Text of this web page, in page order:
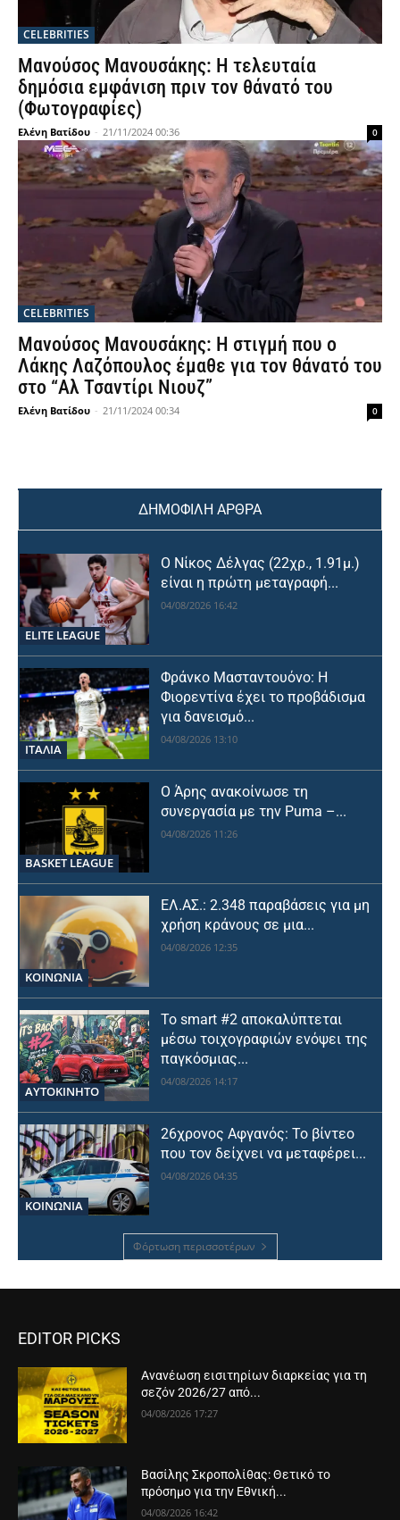
CELEBRITIES
Μανούσος Μανουσάκης: Η τελευταία
δημόσια εμφάνιση πριν τον θάνατό του
(Φωτογραφίες)
Ελένη Βατίδου - 21/11/2024 00:36 0
CELEBRITIES
Μανούσος Μανουσάκης: Η στιγμή που ο
Λάκης Λαζόπουλος έμαθε για τον θάνατό του
στο “Αλ Τσαντίρι Νιουζ”
Ελένη Βατίδου - 21/11/2024 00:34 0
ΔΗΜΟΦΙΛΗ ΑΡΘΡΑ
ELITE LEAGUE
Ο Νίκος Δέλγας (22χρ., 1.91μ.)
είναι η πρώτη μεταγραφή...
04/08/2026 16:42
ΙΤΑΛΙΑ
Φράνκο Μασταντουόνο: Η
Φιορεντίνα έχει το προβάδισμα
για δανεισμό...
04/08/2026 13:10
BASKET LEAGUE
Ο Άρης ανακοίνωσε τη
συνεργασία με την Puma –...
04/08/2026 11:26
ΚΟΙΝΩΝΙΑ
ΕΛ.ΑΣ.: 2.348 παραβάσεις για μη
χρήση κράνους σε μια...
04/08/2026 12:35
ΑΥΤΟΚΙΝΗΤΟ
Το smart #2 αποκαλύπτεται
μέσω τοιχογραφιών ενόψει της
παγκόσμιας...
04/08/2026 14:17
ΚΟΙΝΩΝΙΑ
26χρονος Αφγανός: Το βίντεο
που τον δείχνει να μεταφέρει...
04/08/2026 04:35
Φόρτωση περισσοτέρων
EDITOR PICKS
Ανανέωση εισιτηρίων διαρκείας για τη
σεζόν 2026/27 από...
04/08/2026 17:27
Βασίλης Σκροπολίθας: Θετικό το
πρόσημο για την Εθνική...
04/08/2026 16:42